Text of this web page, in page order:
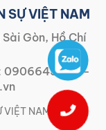
SỰ VIỆT NAM
Gòn, Hồ Chí
0906645006-
VIỆT NAM | |